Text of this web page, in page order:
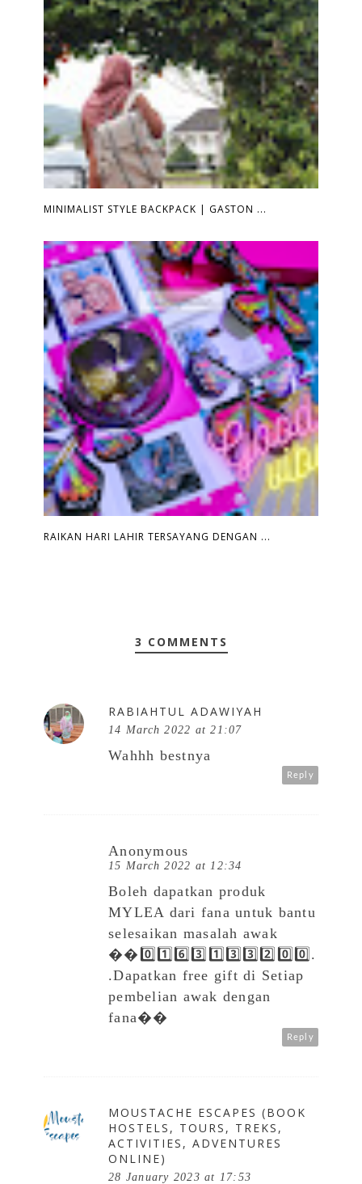
MINIMALIST STYLE BACKPACK | GASTON ...
RAIKAN HARI LAHIR TERSAYANG DENGAN ...
3 COMMENTS
RABIAHTUL ADAWIYAH
14 March 2022 at 21:07
Wahhh bestnya
Reply
Anonymous
15 March 2022 at 12:34
Boleh dapatkan produk
MYLEA dari fana untuk bantu
selesaikan masalah awak
��0️⃣1️⃣6️⃣3️⃣1️⃣3️⃣3️⃣2️⃣0️⃣0️⃣.
.Dapatkan free gift di Setiap
pembelian awak dengan
fana��
Reply
MOUSTACHE ESCAPES (BOOK
HOSTELS, TOURS, TREKS,
ACTIVITIES, ADVENTURES
ONLINE)
28 January 2023 at 17:53